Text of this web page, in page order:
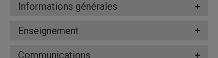
Informations générales
Enseignement
Communications